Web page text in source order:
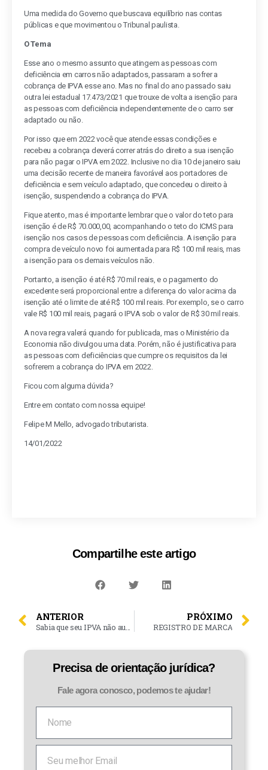
Uma medida do Governo que buscava equilíbrio nas contas
públicas e que movimentou o Tribunal paulista.
O Tema
Esse ano o mesmo assunto que atingem as pessoas com
deficiência em carros não adaptados, passaram a sofrer a
cobrança de IPVA esse ano. Mas no final do ano passado saiu
outra lei estadual 17.473/2021 que trouxe de volta a isenção para
as pessoas com deficiência independentemente de o carro ser
adaptado ou não.
Por isso que em 2022 você que atende essas condições e
recebeu a cobrança deverá correr atrás do direito a sua isenção
para não pagar o IPVA em 2022. Inclusive no dia 10 de janeiro saiu
uma decisão recente de maneira favorável aos portadores de
deficiência e sem veículo adaptado, que concedeu o direito à
isenção, suspendendo a cobrança do IPVA.
Fique atento, mas é importante lembrar que o valor do teto para
isenção é de R$ 70.000,00, acompanhando o teto do ICMS para
isenção nos casos de pessoas com deficiência. A isenção para
compra de veículo novo foi aumentada para R$ 100 mil reais, mas
a isenção para os demais veículos não.
Portanto, a isenção é até R$ 70 mil reais, e o pagamento do
excedente será proporcional entre a diferença do valor acima da
isenção até o limite de até R$ 100 mil reais. Por exemplo, se o carro
vale R$ 100 mil reais, pagará o IPVA sob o valor de R$ 30 mil reais.
A nova regra valerá quando for publicada, mas o Ministério da
Economia não divulgou uma data. Porém, não é justificativa para
as pessoas com deficiências que cumpre os requisitos da lei
sofrerem a cobrança do IPVA em 2022.
Ficou com alguma dúvida?
Entre em contato com nossa equipe!
Felipe M Mello, advogado tributarista.
14/01/2022
Compartilhe este artigo
ANTERIOR PRÓXIMO
REGISTRO DE MARCA
Precisa de orientação jurídica?
Fale agora conosco, podemos te ajudar!